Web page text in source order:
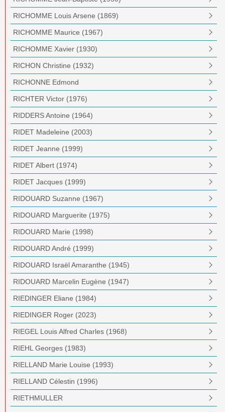
RICHOMME Louis Arsene (1869)
RICHOMME Maurice (1967)
RICHOMME Xavier (1930)
RICHON Christine (1932)
RICHONNE Edmond
RICHTER Victor (1976)
RIDDERS Antoine (1964)
RIDET Madeleine (2003)
RIDET Jeanne (1999)
RIDET Albert (1974)
RIDET Jacques (1999)
RIDOUARD Suzanne (1967)
RIDOUARD Marguerite (1975)
RIDOUARD Marie (1998)
RIDOUARD André (1999)
RIDOUARD Israël Amaranthe (1945)
RIDOUARD Marcelin Eugène (1947)
RIEDINGER Eliane (1984)
RIEDINGER Roger (2023)
RIEGEL Louis Alfred Charles (1968)
RIEHL Georges (1983)
RIELLAND Marie Louise (1993)
RIELLAND Célestin (1996)
RIETHMULLER